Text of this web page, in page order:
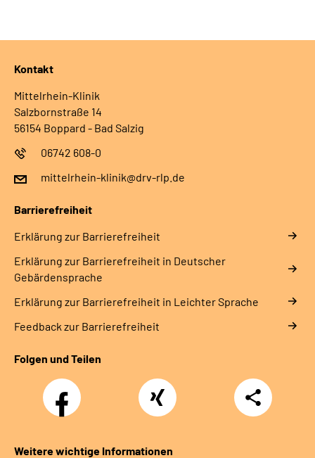
Kontakt
Mittelrhein-Klinik
Salzbornstraße 14
56154 Boppard - Bad Salzig
06742 608-0
mittelrhein-klinik@drv-rlp.de
Barrierefreiheit
Erklärung zur Barrierefreiheit
Erklärung zur Barrierefreiheit in Deutscher
Gebärdensprache
Erklärung zur Barrierefreiheit in Leichter Sprache
Feedback zur Barrierefreiheit
Folgen und Teilen
Facebook Xing
Teilen
Weitere wichtige Informationen